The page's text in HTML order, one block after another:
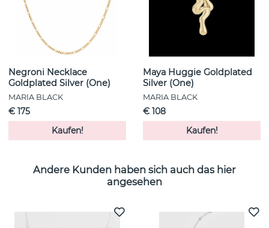
Negroni Necklace
Goldplated Silver (One)
MARIA BLACK
€ 175
Kaufen!
Maya Huggie Goldplated
Silver (One)
MARIA BLACK
€ 108
Kaufen!
Andere Kunden haben sich auch das hier
angesehen